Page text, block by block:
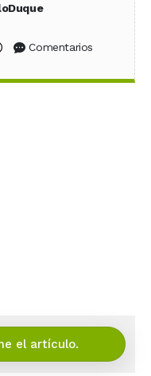
en Facebook
en X (Twitter)
Compartir en WhatsApp
Comentarios
el artículo.